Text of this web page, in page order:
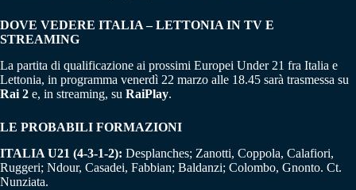
DOVE VEDERE ITALIA – LETTONIA IN TV E
STREAMING
La partita di qualificazione ai prossimi Europei Under 21 fra Italia e
Lettonia, in programma venerdì 22 marzo alle 18.45 sarà trasmessa su
Rai 2 e, in streaming, su RaiPlay.
LE PROBABILI FORMAZIONI
ITALIA U21 (4-3-1-2): Desplanches; Zanotti, Coppola, Calafiori,
Ruggeri; Ndour, Casadei, Fabbian; Baldanzi; Colombo, Gnonto. Ct.
Nunziata.